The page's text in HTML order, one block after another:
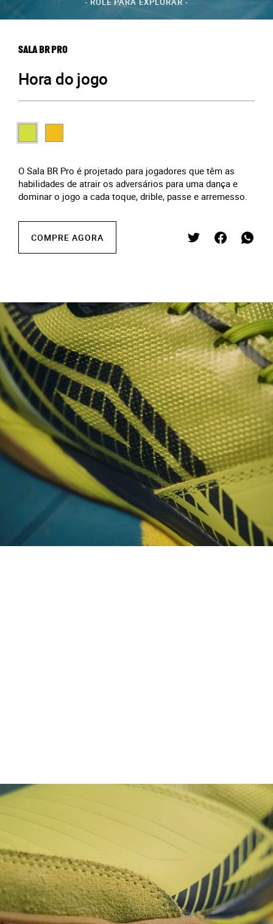
SALA BR PRO
Hora do jogo
O Sala BR Pro é projetado para jogadores que têm as
habilidades de atrair os adversários para uma dança e
dominar o jogo a cada toque, drible, passe e arremesso.
COMPRE AGORA